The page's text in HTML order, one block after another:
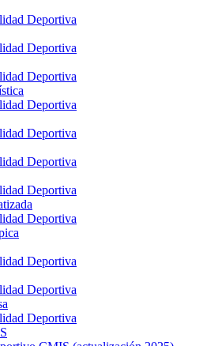
Deportiva
Deportiva
Deportiva
Deportiva
Deportiva
Deportiva
Deportiva
Deportiva
Deportiva
Deportiva
Deportiva